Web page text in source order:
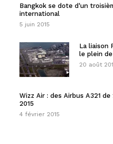
Bangkok se dote d'un
international
5 juin 2015
La liaison
le plein
20 août
Wizz Air : des Airbus A321
2015
4 février 2015